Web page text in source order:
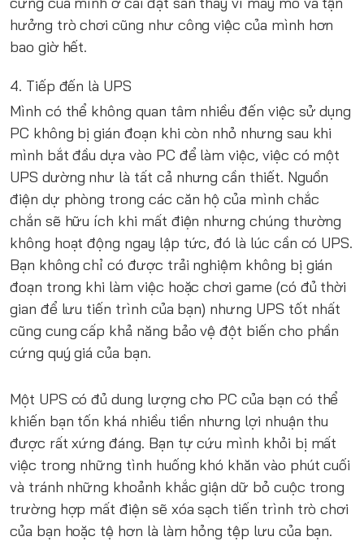
hưởng trò chơi cũng như công việc của mình hơn
bao giờ hết.
4. Tiếp đến là UPS
Mình có thể không quan tâm nhiều đến việc sử dụng
PC không bị gián đoạn khi còn nhỏ nhưng sau khi
mình bắt đầu dựa vào PC để làm việc, việc có một
UPS dường như là tất cả nhưng cần thiết. Nguồn
điện dự phòng trong các căn hộ của mình chắc
chắn sẽ hữu ích khi mất điện nhưng chúng thường
không hoạt động ngay lập tức, đó là lúc cần có UPS.
Bạn không chỉ có được trải nghiệm không bị gián
đoạn trong khi làm việc hoặc chơi game (có đủ thời
gian để lưu tiến trình của bạn) nhưng UPS tốt nhất
cũng cung cấp khả năng bảo vệ đột biến cho phần
cứng quý giá của bạn.
Một UPS có đủ dung lượng cho PC của bạn có thể
khiến bạn tốn khá nhiều tiền nhưng lợi nhuận thu
được rất xứng đáng. Bạn tự cứu mình khỏi bị mất
việc trong những tình huống khó khăn vào phút cuối
và tránh những khoảnh khắc giận dữ bỏ cuộc trong
trường hợp mất điện sẽ xóa sạch tiến trình trò chơi
của bạn hoặc tệ hơn là làm hỏng tệp lưu của bạn.